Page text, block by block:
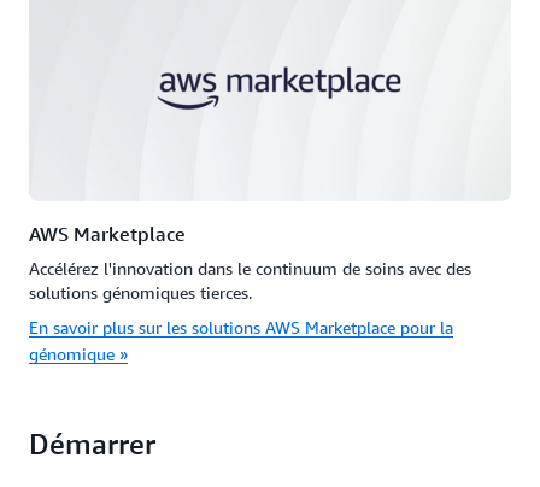
AWS Marketplace
Accélérez l'innovation dans le continuum de soins avec des
solutions génomiques tierces.
En savoir plus sur les solutions AWS Marketplace pour la
génomique »
Démarrer